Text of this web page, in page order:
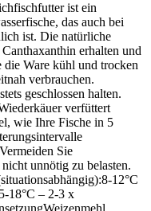
ist ein
das auch bei
ist. Die natürliche
erhalten und
Ware kühl und trocken
verbrauchen.
geschlossen halten.
verfüttert
wie Ihre Fische in 5
Sie
unnötig zu belasten.
12°C
18°C – 2-3 x